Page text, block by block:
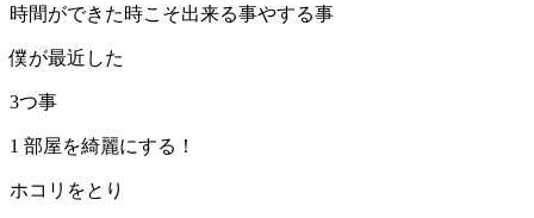
時間ができた時こそ出来る事やする事
僕が最近した
3つ事
1 部屋を綺麗にする！
ホコリをとり